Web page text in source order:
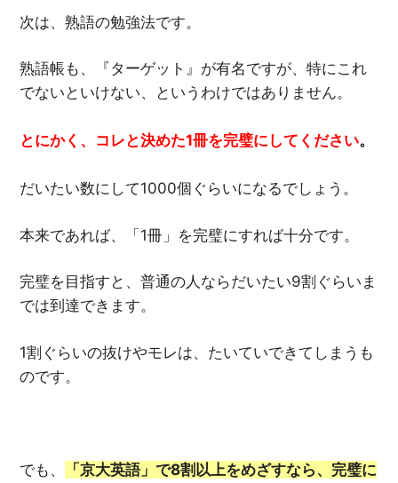
次は、熟語の勉強法です。
熟語帳も、『ターゲット』が有名ですが、特にこれ
でないといけない、というわけではありません。
とにかく、コレと決めた1冊を完璧にしてください。
だいたい数にして1000個ぐらいになるでしょう。
本来であれば、「1冊」を完璧にすれば十分です。
完璧を目指すと、普通の人ならだいたい9割ぐらいま
では到達できます。
1割ぐらいの抜けやモレは、たいていできてしまうも
のです。
でも、 「京大英語」で8割以上をめざすなら、完璧に